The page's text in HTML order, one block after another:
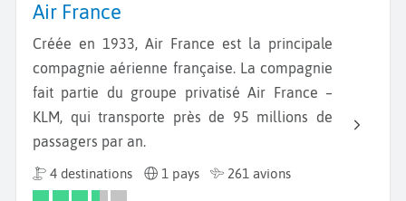
Air France
Créée en 1933, Air France est la principale
compagnie aérienne française. La compagnie
fait partie du groupe privatisé Air France –
KLM, qui transporte près de 95 millions de
passagers par an.
4 destinations 1 pays 261 avions